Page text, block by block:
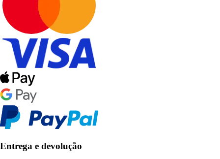
Entrega e devolução